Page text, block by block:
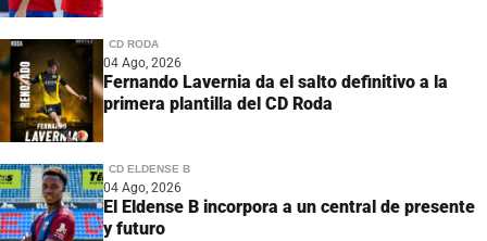
CD RODA
04 Ago, 2026
Fernando Lavernia da el salto definitivo a la
primera plantilla del CD Roda
CD ELDENSE B
04 Ago, 2026
El Eldense B incorpora a un central de presente
y futuro